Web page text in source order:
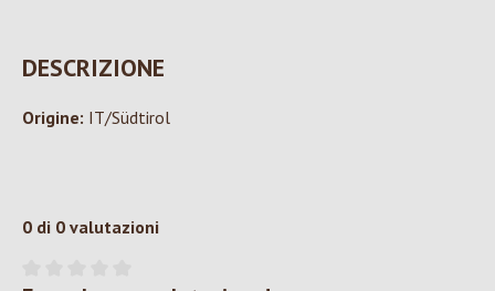
DESCRIZIONE
Origine: IT/Südtirol
0 di 0 valutazioni